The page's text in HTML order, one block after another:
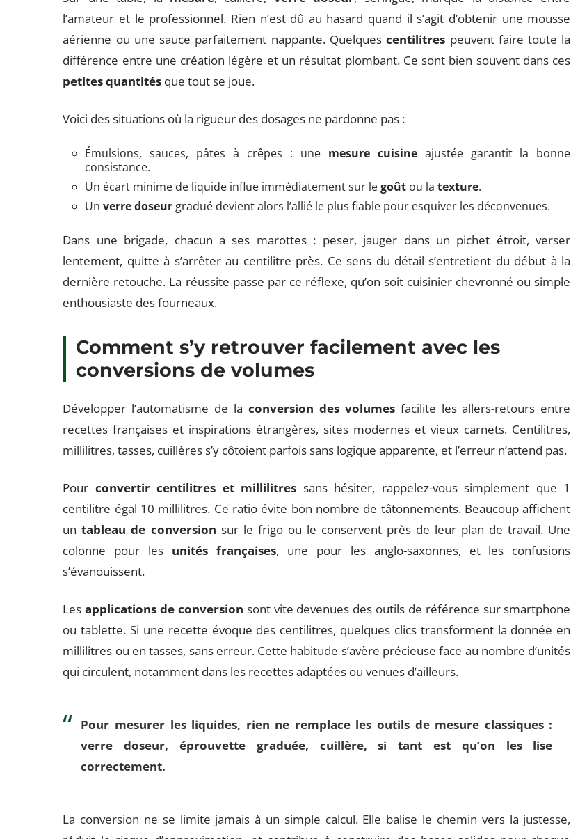
l’amateur et le professionnel. Rien n’est dû au hasard quand il s’agit d’obtenir une mousse
aérienne ou une sauce parfaitement nappante. Quelquescentilitres peuvent faire toute la
différence entre une création légère et un résultat plombant. Ce sont bien souvent dans ces
petites quantités que tout se joue.
Voici des situations où la rigueur des dosages ne pardonne pas :
Émulsions, sauces, pâtes à crêpes : une mesure cuisineajustée garantit la bonne
consistance.
Un écart minime de liquide influe immédiatement sur legoût ou latexture.
Unverre doseur gradué devient alors l’allié le plus fiable pour esquiver les déconvenues.
Dans une brigade, chacun a ses marottes : peser, jauger dans un pichet étroit, verser
lentement, quitte à s’arrêter au centilitre près. Ce sens du détail s’entretient du début à la
dernière retouche. La réussite passe par ce réflexe, qu’on soit cuisinier chevronné ou simple
enthousiaste des fourneaux.
Comment s’y retrouver facilement avec les
conversions de volumes
Développer l’automatisme de la conversion des volumesfacilite les allers-retours entre
recettes françaises et inspirations étrangères, sites modernes et vieux carnets. Centilitres,
millilitres, tasses, cuillères s’y côtoient parfois sans logique apparente, et l’erreur n’attend pas.
Pour convertir centilitres et millilitres sans hésiter, rappelez-vous simplement que 1
centilitre égal 10 millilitres. Ce ratio évite bon nombre de tâtonnements. Beaucoup affichent
untableau de conversion sur le frigo ou le conservent près de leur plan de travail. Une
colonne pour les unités françaises, une pour les anglo-saxonnes, et les confusions
s’évanouissent.
Lesapplications de conversion sont vite devenues des outils de référence sur smartphone
ou tablette. Si une recette évoque des centilitres, quelques clics transforment la donnée en
millilitres ou en tasses, sans erreur. Cette habitude s’avère précieuse face au nombre d’unités
qui circulent, notamment dans les recettes adaptées ou venues d’ailleurs.
Pour mesurer les liquides, rien ne remplace lesoutils de mesure classiques :
verre doseur, éprouvette graduée, cuillère, si tant est qu’on les lise
correctement.
La conversion ne se limite jamais à un simple calcul. Elle balise le chemin vers la justesse,